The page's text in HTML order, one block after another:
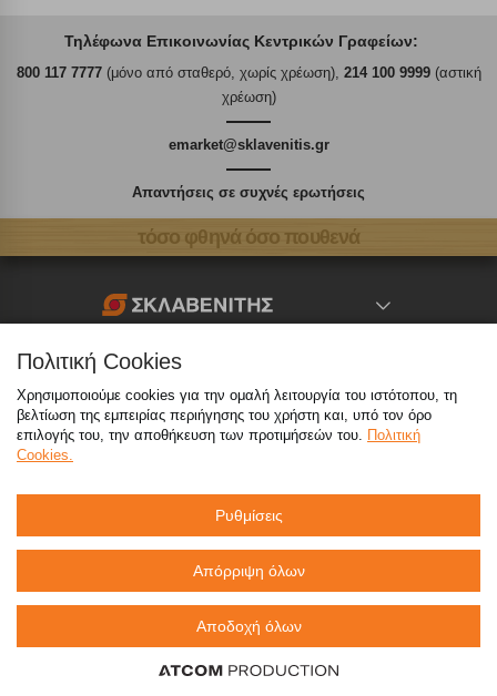
Τηλέφωνα Επικοινωνίας Κεντρικών Γραφείων:
800 117 7777(μόνο από σταθερό, χωρίς χρέωση), 214 100 9999(αστική
χρέωση)
emarket@sklavenitis.gr
Απαντήσεις σε συχνές ερωτήσεις
τόσο φθηνά όσο πουθενά
Καταστήματα
eMarket
info@sklavenitis.gr
©2026 Όροι Χρήσης Πολιτική Απορρήτου
Πολιτική Cookies
Χρησιμοποιούμε cookies για την ομαλή λειτουργία του ιστότοπου, τη
βελτίωση της εμπειρίας περιήγησης του χρήστη και, υπό τον όρο
επιλογής του, την αποθήκευση των προτιμήσεών του. Πολιτική
Cookies.
Ρυθμίσεις
Απόρριψη όλων
Αποδοχή όλων